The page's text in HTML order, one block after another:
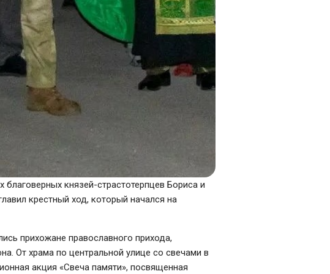
князей-страстотерпцев Бориса и
крестный ход, который начался на
прихожане православного прихода,
От храма по центральной улице со свечами в
акция «Свеча памяти», посвященная